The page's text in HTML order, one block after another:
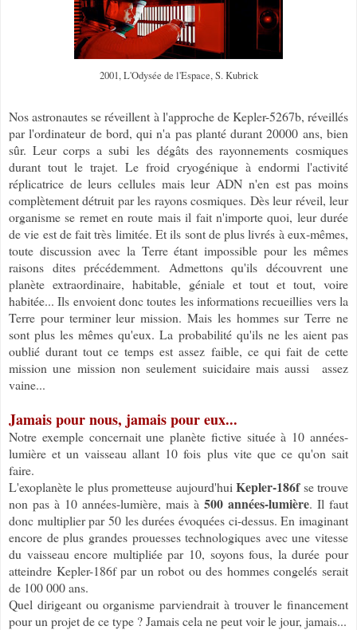
2001, L'Odysée de l'Espace, S. Kubrick
Nos astronautes se réveillent à l'approche de Kepler-5267b, réveillés
par l'ordinateur de bord, qui n'a pas planté durant 20000 ans, bien
sûr. Leur corps a subi les dégâts des rayonnements cosmiques
durant tout le trajet. Le froid cryogénique à endormi l'activité
réplicatrice de leurs cellules mais leur ADN n'en est pas moins
complètement détruit par les rayons cosmiques. Dès leur réveil, leur
organisme se remet en route mais il fait n'importe quoi, leur durée
de vie est de fait très limitée. Et ils sont de plus livrés à eux-mêmes,
toute discussion avec la Terre étant impossible pour les mêmes
raisons dites précédemment. Admettons qu'ils découvrent une
planète extraordinaire, habitable, géniale et tout et tout, voire
habitée... Ils envoient donc toutes les informations recueillies vers la
Terre pour terminer leur mission. Mais les hommes sur Terre ne
sont plus les mêmes qu'eux. La probabilité qu'ils ne les aient pas
oublié durant tout ce temps est assez faible, ce qui fait de cette
mission une mission non seulement suicidaire mais aussi assez
vaine...
Jamais pour nous, jamais pour eux...
Notre exemple concernait une planète fictive située à 10 années-
lumière et un vaisseau allant 10 fois plus vite que ce qu'on sait
faire.
L'exoplanète le plus prometteuse aujourd'huiKepler-186fse trouve
non pas à 10 années-lumière, mais à 500 années-lumière. Il faut
donc multiplier par 50 les durées évoquées ci-dessus. En imaginant
encore de plus grandes prouesses technologiques avec une vitesse
du vaisseau encore multipliée par 10, soyons fous, la durée pour
atteindre Kepler-186f par un robot ou des hommes congelés serait
de 100 000 ans.
Quel dirigeant ou organisme parviendrait à trouver le financement
pour un projet de ce type ? Jamais cela ne peut voir le jour, jamais...